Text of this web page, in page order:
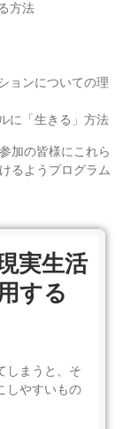
方法
ョンについての理
に「生きる」方法
加の皆様にこれら
るようプログラム
実生活
する
しまうと、そ
しやすいもの